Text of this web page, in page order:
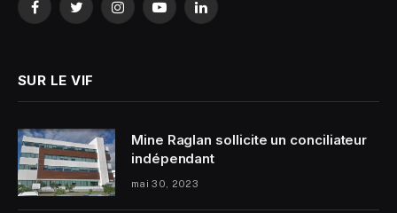
FacebookTwitterInstagramYouTubeLinkedIn
SUR LE VIF
Mine Raglan sollicite un conciliateur
indépendant
mai 30, 2023